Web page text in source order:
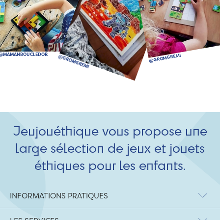
Jeujouéthique vous propose une
large sélection de jeux et jouets
éthiques pour les enfants.
INFORMATIONS PRATIQUES